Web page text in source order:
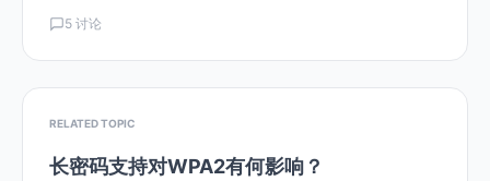
5 讨论
RELATED TOPIC
长密码支持对WPA2有何影响？